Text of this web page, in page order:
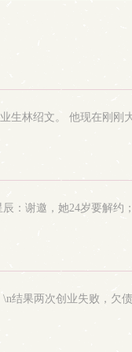
林绍文。 他现在刚刚
谢邀，她24岁要解约
结果两次创业失败，欠